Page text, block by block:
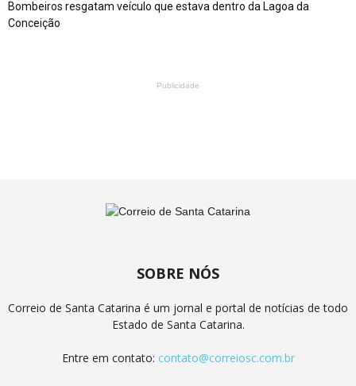
Bombeiros resgatam veículo que estava dentro da Lagoa da
Conceição
Publicidade
SOBRE NÓS
Correio de Santa Catarina é um jornal e portal de notícias de todo
Estado de Santa Catarina.
Entre em contato: contato@correiosc.com.br